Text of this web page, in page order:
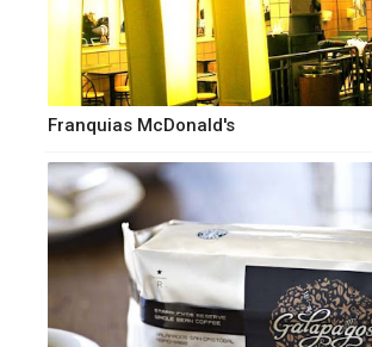
Franquias McDonald's